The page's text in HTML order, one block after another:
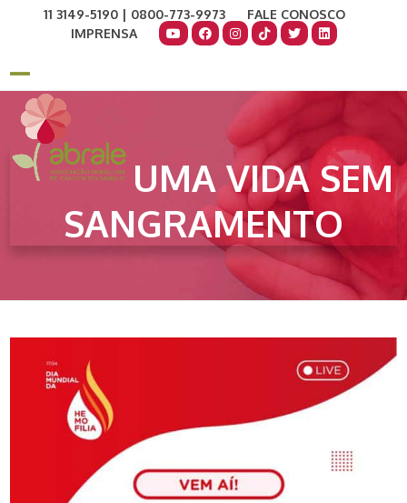
11 3149-5190 | 0800-773-9973
FALE CONOSCO
IMPRENSA
Open
mobile
menu
Close
mobile
menu
UMA VIDA SEM
SANGRAMENTO